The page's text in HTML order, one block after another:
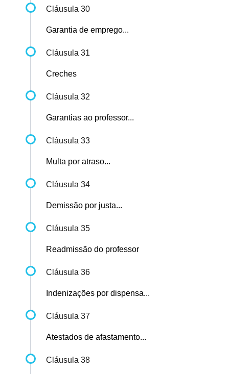
Cláusula 30
Garantia de emprego...
Cláusula 31
Creches
Cláusula 32
Garantias ao professor...
Cláusula 33
Multa por atraso...
Cláusula 34
Demissão por justa...
Cláusula 35
Readmissão do professor
Cláusula 36
Indenizações por dispensa...
Cláusula 37
Atestados de afastamento...
Cláusula 38